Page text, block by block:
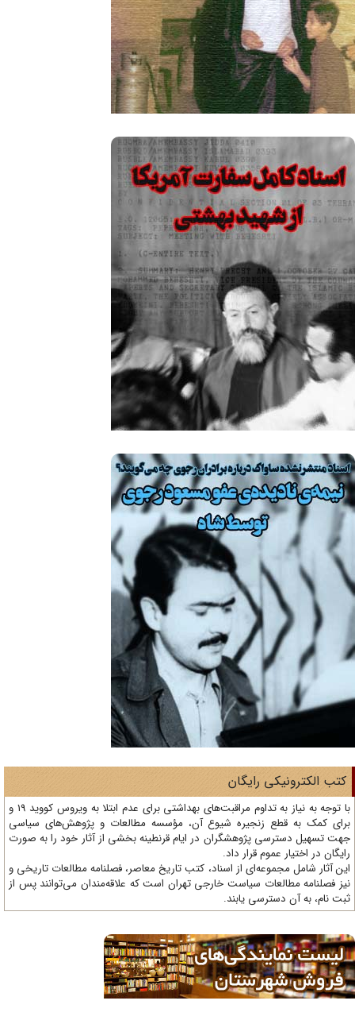
الکترونیکی رایگان
با توجه به نیاز به تداوم مراقبت‌های بهداشتی برای عدم ابتلا به ویروس کووید 19 و
کمک به قطع زنجیره شیوع آن، مؤسسه مطالعات و پژوهش‌های سیاسی
تسهیل دسترسی پژوهشگران در ایام قرنطینه بخشی از آثار خود را به صورت
در اختیار عموم قرار داد.
آثار شامل مجموعه‌ای از اسناد، کتب تاریخ معاصر، فصلنامه‌ مطالعات تاریخی و
فصلنامه مطالعات سیاست خارجی تهران است که علاقه‌مندان می‌توانند پس از
نام، به آن دسترسی یابند.